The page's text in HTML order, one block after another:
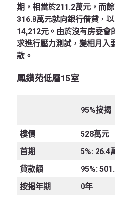
期，相當於211.2萬元，而
316.8萬元就向銀行借貸，
14,212元。由於沒有房委會
求進行壓力測試，變相月入
款。
鳳鑽苑低層15室
95%按揭
樓價
528萬元
首期
5%: 26.4
貸款額
95%:
按揭年期
0年